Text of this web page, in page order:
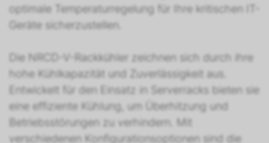
optimale Temperaturregelung für Ihre kritischen IT-
Geräte sicherzustellen.
Die NRCD-V-Rackkühler zeichnen sich durch ihre
hohe Kühlkapazität und Zuverlässigkeit aus.
Entwickelt für den Einsatz in Serverracks bieten sie
eine effiziente Kühlung, um Überhitzung und
Betriebsstörungen zu verhindern. Mit
verschiedenen Konfigurationsoptionen sind die